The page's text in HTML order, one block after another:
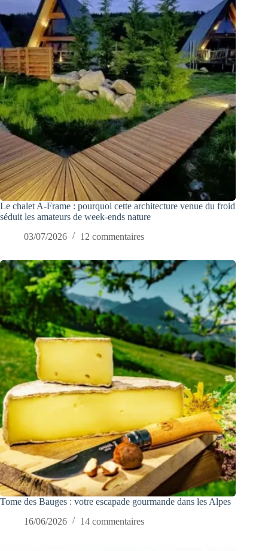
Le chalet A-Frame : pourquoi cette architecture venue du froid
séduit les amateurs de week-ends nature
03/07/2026
12 commentaires
Tome des Bauges : votre escapade gourmande dans les Alpes
16/06/2026
14 commentaires